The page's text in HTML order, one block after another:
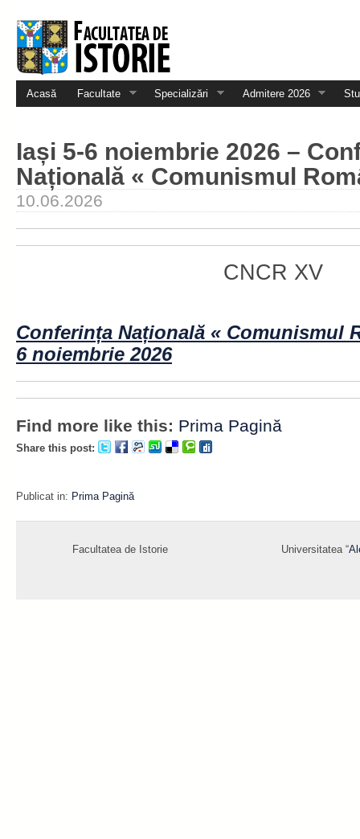
Acasă Facultate Specializări Admitere 2026
Iași 5-6 noiembrie 2026 –
Națională « Comunismul
10.06.2026
CNCR XV
Conferința Națională « Comunismul
6 noiembrie 2026
Find more like this: Prima Pagină
Share this post:
Publicat in: Prima Pagină
Facultatea de Istorie Universitatea “